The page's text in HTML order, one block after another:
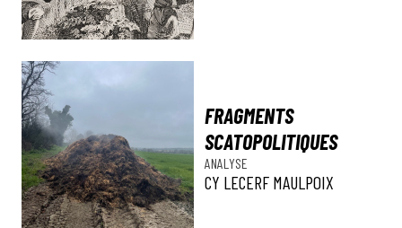
FRAGMENTS
SCATOPOLITIQUES
ANALYSE
CY LECERF MAULPOIX